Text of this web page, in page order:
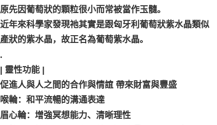
原先因葡萄狀的顆粒很小而常被當作玉髓。
近年來科學家發現祂其實是跟匈牙利葡萄狀紫水晶類似
產狀的紫水晶，故正名為葡萄紫水晶。
. ⠀
| 靈性功能 |
促進人與人之間的合作與情誼 帶來財富與豐盛
喉輪：和平流暢的溝通表達
眉心輪：增強冥想能力、清晰理性